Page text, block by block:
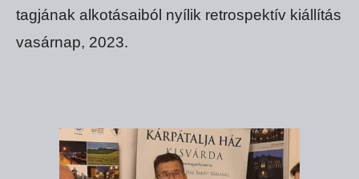
tagjának alkotásaiból nyílik retrospektív kiállítás
vasárnap, 2023.